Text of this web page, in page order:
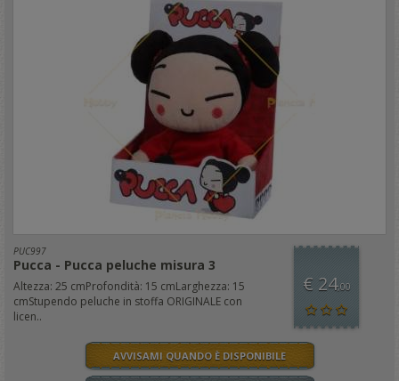
PUC997
Pucca - Pucca peluche misura 3
Altezza: 25 cmProfondità: 15 cmLarghezza: 15
cmStupendo peluche in stoffa ORIGINALE con
licen..
€ 24,00
AVVISAMI QUANDO È DISPONIBILE